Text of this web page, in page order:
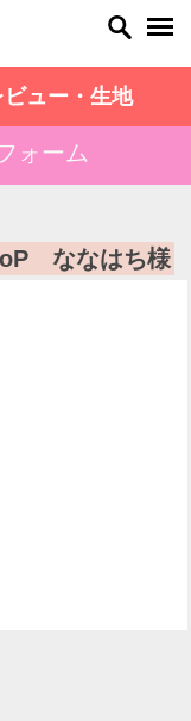
ビュー・生地
ォーム
の評価 Lolli*PoP ななは
ななはち様